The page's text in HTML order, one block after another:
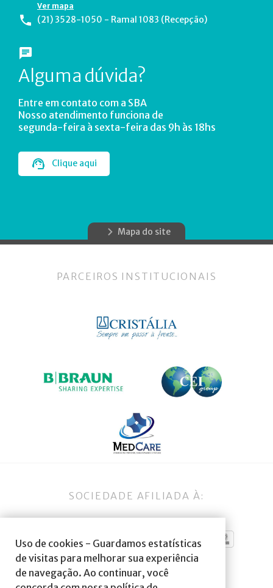
Uso de cookies - Guardamos estatísticas
de visitas para melhorar sua experiência
de navegação. Ao continuar, você
Ver mapa
(21) 3528-1050 - Ramal 1083 (Recepção)
Alguma dúvida?
Entre em contato com a SBA
Nosso atendimento funciona de
segunda-feira à sexta-feira das 9h às 18hs
Clique aqui
Mapa do site
PARCEIROS INSTITUCIONAIS
SOCIEDADE AFILIADA À: